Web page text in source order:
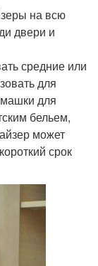
на всю
двери и
средние или
для
для
бельем,
может
срок